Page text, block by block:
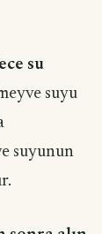
su
suyu
suyunun